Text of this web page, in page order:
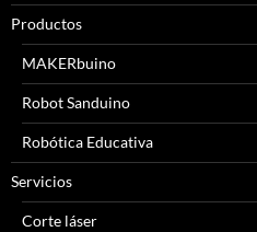
Productos
MAKERbuino
Robot Sanduino
Robótica Educativa
Servicios
Corte láser